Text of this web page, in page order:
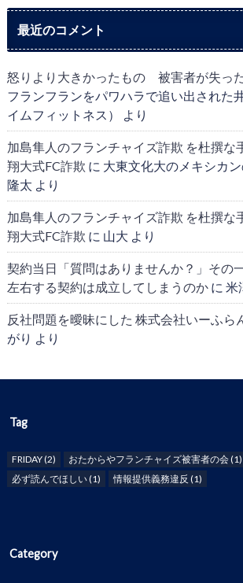
最近のコメント
怒りより大きかったもの 被害者が失っ
フランフランをパワハラで追い出された
イムフィットネス）
より
加島隼人のフランチャイズ詐欺 を杜撰な
翔大式FC詐欺 に 大東文化大のメキシカ
隆太 より
加島隼人のフランチャイズ詐欺 を杜撰な
翔大式FC詐欺 に 山大 より
契約当日「質問はありませんか？」その
左右する契約は成立してしまうのかに 米
反社問題を曖昧にした 株式会社いーふら
がり より
Tag
FRIDAY(2) おたからやフランチャイズ被害者の会(1)
必ず読んでほしい(1) 情報提供義務違反 (1)
Category